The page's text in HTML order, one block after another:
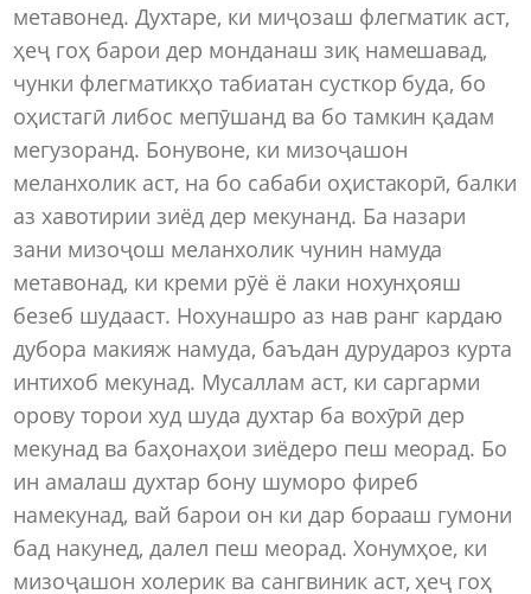
метавонед. Духтаре, ки миҷозаш флегматик аст,
ҳеҷ гоҳ барои дер монданаш зиқ намешавад,
чунки флегматикҳо табиатан сусткор буда, бо
оҳистагӣ либос мепӯшанд ва бо тамкин қадам
мегузоранд. Бонувоне, ки мизоҷашон
меланхолик аст, на бо сабаби оҳистакорӣ, балки
аз хавотирии зиёд дер мекунанд. Ба назари
зани мизоҷош меланхолик чунин намуда
метавонад, ки креми рӯё ё лаки нохунҳояш
безеб шудааст. Нохунашро аз нав ранг кардаю
дубора макияж намуда, баъдан дурудароз курта
интихоб мекунад. Мусаллам аст, ки саргарми
орову торои худ шуда духтар ба вохӯрӣ дер
мекунад ва баҳонаҳои зиёдеро пеш меорад. Бо
ин амалаш духтар бону шуморо фиреб
намекунад, вай барои он ки дар борааш гумони
бад накунед, далел пеш меорад. Хонумҳое, ки
мизоҷашон холерик ва сангвиник аст, ҳеҷ гоҳ